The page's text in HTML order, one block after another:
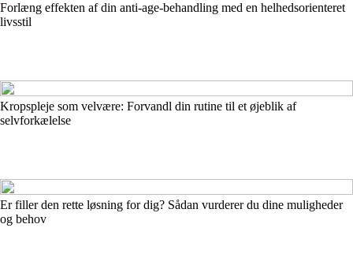
Forlæng effekten af din anti-age-behandling med en helhedsorienteret
livsstil
Kropspleje som velvære: Forvandl din rutine til et øjeblik af
selvforkælelse
Er filler den rette løsning for dig? Sådan vurderer du dine muligheder
og behov